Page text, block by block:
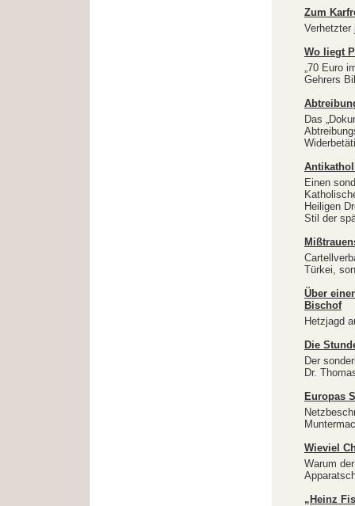
Zum
Verhetzter
Wo liegt
„70 Euro
Gehrers
Das
Einen
Heiligen
Stil der
Türkei,
Über
Bischof
Hetzjagd
Die
Der
Dr.
Europas
Wieviel
Warum
„Heinz